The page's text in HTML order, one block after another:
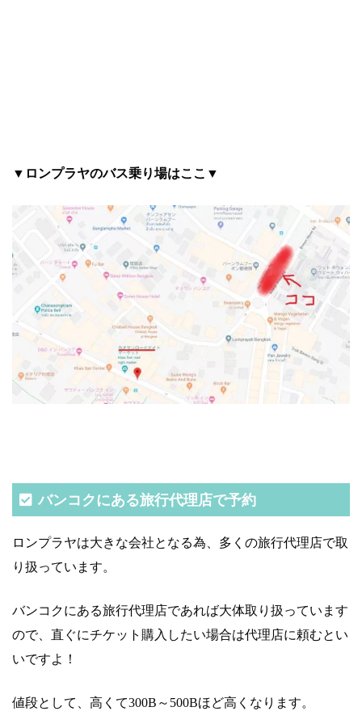
▼ロンプラヤのバス乗り場はここ▼
バンコクにある旅行代理店で予約
ロンプラヤは大きな会社となる為、多くの旅行代理店で取
り扱っています。
バンコクにある旅行代理店であれば大体取り扱っています
ので、直ぐにチケット購入したい場合は代理店に頼むとい
いですよ！
値段として、高くて300B～500Bほど高くなります。